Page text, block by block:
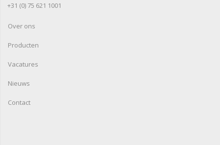
+31 (0) 75 621 1001
Over ons
Producten
Vacatures
Nieuws
Contact